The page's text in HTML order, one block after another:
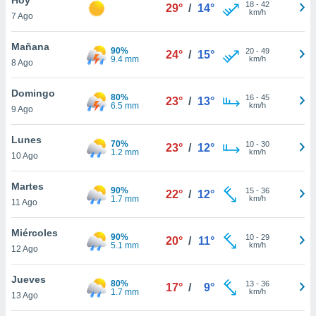
y
en
más
de
7 Ago
29° / 14° 18- 42
km/h
Mañana
8 Ago
90%
9.4 mm
24° / 15° 20- 49
km/h
Domingo
9 Ago
80%
6.5 mm
23° / 13° 16- 45
km/h
Lunes
10 Ago
70%
1.2 mm
23° / 12° 10- 30
km/h
Martes
11 Ago
90%
1.7 mm
22° / 12° 15- 36
km/h
Miércoles
12 Ago
90%
5.1 mm
20° / 11° 10- 29
km/h
Jueves
13 Ago
80%
1.7 mm
17° / 9° 13- 36
km/h